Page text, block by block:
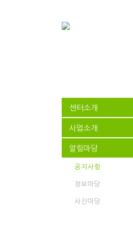
센터소개
사업소개
알림마당
공지사항
정보마당
사진마당